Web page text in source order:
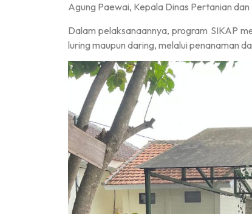
Agung Paewai, Kepala Dinas Pertanian
Dalam pelaksanaannya, program SIKAP
luring maupun daring, melalui penanaman